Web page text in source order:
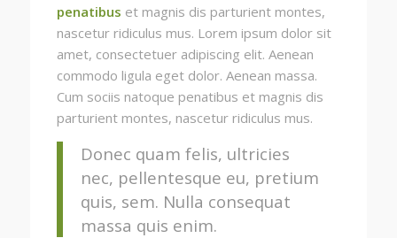
penatibus et magnis dis parturient montes,
nascetur ridiculus mus. Lorem ipsum dolor sit
amet, consectetuer adipiscing elit. Aenean
commodo ligula eget dolor. Aenean massa.
Cum sociis natoque penatibus et magnis dis
parturient montes, nascetur ridiculus mus.
Donec quam felis, ultricies
nec, pellentesque eu, pretium
quis, sem. Nulla consequat
massa quis enim.